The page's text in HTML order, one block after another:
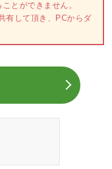
とができません。
有して頂き、PCからダ